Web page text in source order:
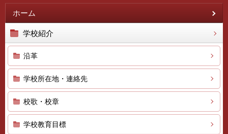
ホーム
学校紹介
沿革
学校所在地・連絡先
校歌・校章
学校教育目標